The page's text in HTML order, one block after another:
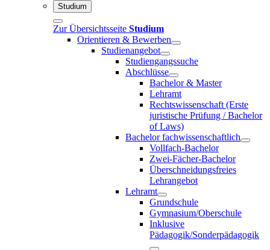
Studium
Zur Übersichtsseite Studium
Orientieren & Bewerben
Studienangebot
Studiengangssuche
Abschlüsse
Bachelor & Master
Lehramt
Rechtswissenschaft (Erste
juristische Prüfung / Bachelor
of Laws)
Bachelor fachwissenschaftlich
Vollfach-Bachelor
Zwei-Fächer-Bachelor
Überschneidungsfreies
Lehrangebot
Lehramt
Grundschule
Gymnasium/Oberschule
Inklusive
Pädagogik/Sonderpädagogik